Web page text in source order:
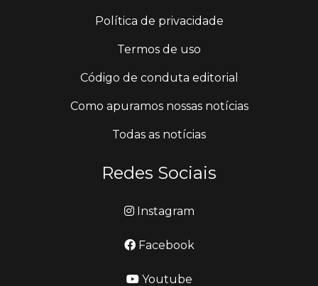
Política de privacidade
Termos de uso
Código de conduta editorial
Como apuramos nossas notícias
Todas as notícias
Redes Sociais
Instagram
Facebook
Youtube